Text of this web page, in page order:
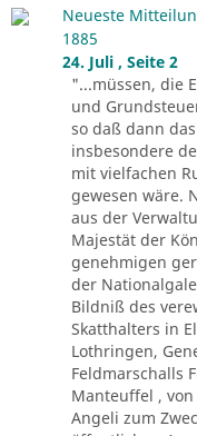
Neueste
1885
24. Juli , Seite 2
"...müssen, die
und
so daß dann das
insbesondere
mit vielfachen
gewesen wäre.
aus der
Majestät der
genehmigen
der
Bildniß des
Skatthalters in
Lothringen,
Feldmarschalls
Manteuffel , von
Angeli zum